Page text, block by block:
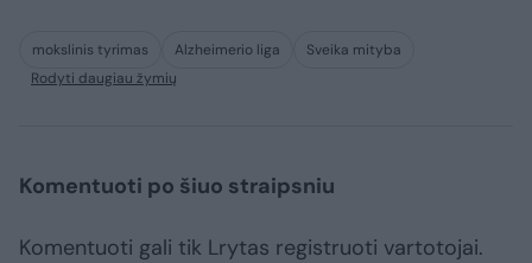
mokslinis tyrimas Alzheimerio liga
Sveika mityba
Rodyti daugiau žymių
Komentuoti po šiuo straipsniu
Komentuoti gali tik Lrytas registruoti vartotojai.